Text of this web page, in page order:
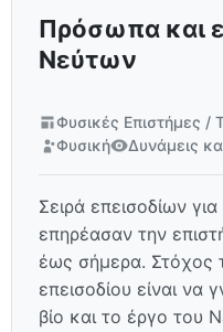
Πρόσωπα και
Νεύτων
Φυσικές Επιστήμες /
Φυσική
Δυνάμεις
Σειρά επεισοδίων
επηρέασαν την
έως σήμερα. Στόχος
επεισοδίου είναι να
βίο και το έργο του